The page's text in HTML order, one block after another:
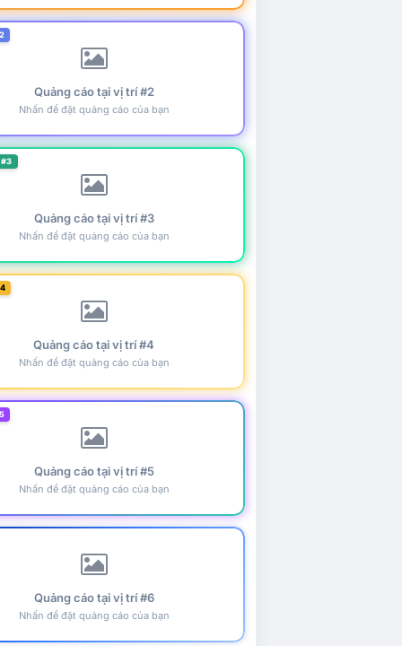
Quảng cáo tại vị trí #2
Nhấn để đặt quảng cáo của bạn
Quảng cáo tại vị trí #3
Nhấn để đặt quảng cáo của bạn
Quảng cáo tại vị trí #4
Nhấn để đặt quảng cáo của bạn
Quảng cáo tại vị trí #5
Nhấn để đặt quảng cáo của bạn
Quảng cáo tại vị trí #6
Nhấn để đặt quảng cáo của bạn